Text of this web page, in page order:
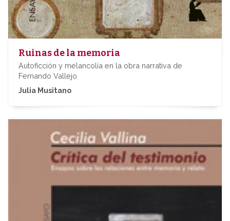
Ruinas de la memoria
Autoficción y melancolía en la obra narrativa de
Fernando Vallejo
Julia Musitano